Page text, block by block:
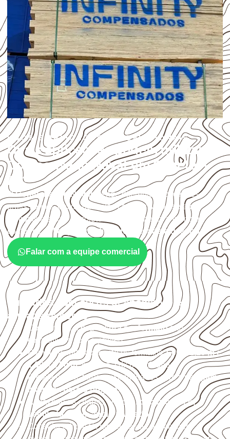
USOS E APLICAÇÕES PROFISSIONAIS
Quais aplicações podem utilizar
Compensado Naval em Capela –
AL?
OCompensado Navalatende diferentes aplicações
profissionais, desde que suas características sejam
compatíveis com o projeto. A Infinity orienta a compra
conformeaplicação, medida, quantidade e destino.
Falar com a equipe comercial
Cuidados com corte, acabamento e
armazenamento
Confirme se aespessura e o formatosão
compatíveis com o projeto.
Planeje o corte conforme os formatos1,60 × 2,20 m e
1,60 × 2,50 m, sujeitos à disponibilidade.
Proteja cortes, furos e extremidades com aselagem
indicada para o projeto.
Armazene as chapas em local coberto, seco,
ventilado e com apoio nivelado.
Consulte a ficha técnica antes de aplicações